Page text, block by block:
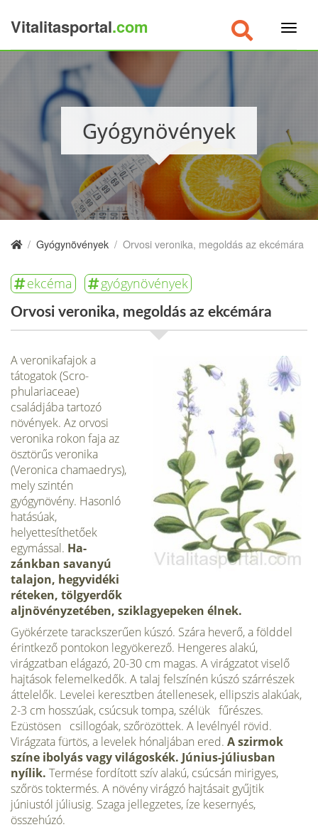
Vitalitasportal.com
Gyógynövények
/ Gyógynövények / Orvosi veronika, megoldás az ekcémára
ekcéma gyógynövények
Orvosi veronika, megoldás az ekcémára
A veronikafajok a
tátogatok (Scro-
phulariaceae)
családjába tartozó
növények. Az orvosi
veronika rokon faja az
ösztörűs veronika
(Veronica chamaedrys),
mely szintén
gyógynövény. Hasonló
ha­tásúak,
helyettesíthetőek
egymással. Ha­
zánkban savanyú
talajon, hegyvidéki
réteken, tölgyerdők
aljnövényzetében, sziklagyepeken élnek.
Gyökérzete tarackszerűen kúszó. Szára heverő, a földdel
érintkező pontokon legyökerező. Hengeres alakú,
virágzatban elágazó, 20-30 cm magas. A virágzatot viselő
hajtások felemelkedők. A talaj felszínén kúszó szárrészek
áttelelők. Levelei keresztben átellenesek, ellipszis alakúak,
2-3 cm hosszúak, csúcsuk tompa, szélük fűrészes.
Ezüstösen csillogóak, szőrözöttek. A levélnyél rövid.
Virágzata fürtös, a levelek hónaljában ered. A szirmok
színe ibolyás vagy világoskék. Június-júliusban
nyílik. Termése fordított szív alakú, csúcsán mirigyes,
szőrös toktermés. A növény virágzó hajtásait gyűjtik
júniustól júliusig. Szaga jellegzetes, íze kesernyés,
összehúzó.
×